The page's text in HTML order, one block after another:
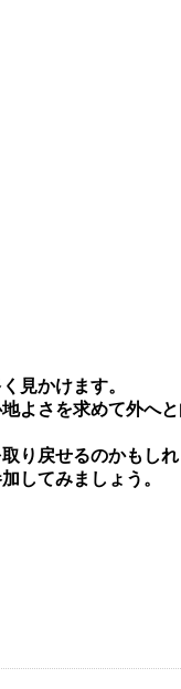
⾒かけます。
よさを求めて外へと
り戻せるのかもしれ
してみましょう。